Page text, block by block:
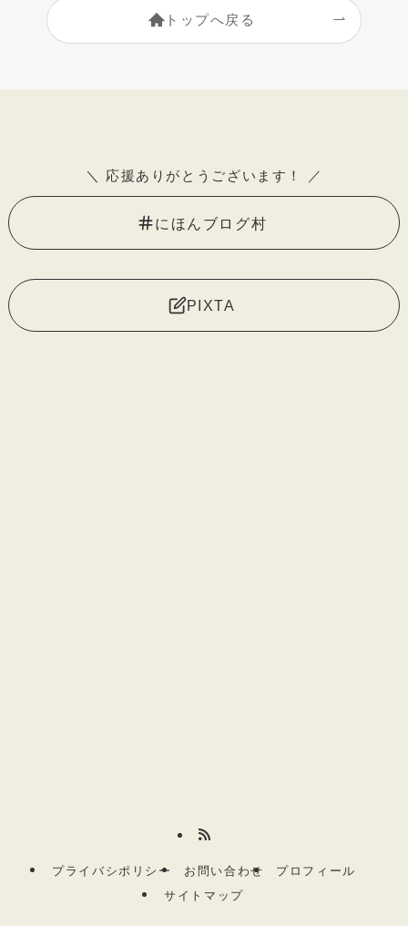
トップへ戻る
＼ 応援ありがとうございます ！ ／
にほんブログ村
PIXTA
プライバシポリシー お問い合わせ
プロフィール
サイトマップ